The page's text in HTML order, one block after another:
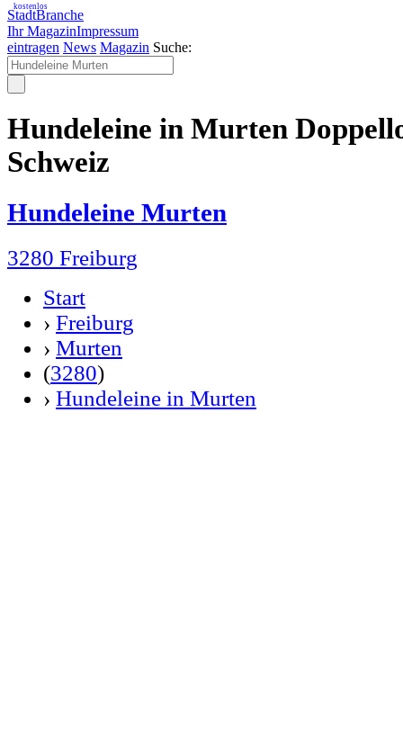
StadtBranche
Ihr MagazinImpressum
kostenlos
eintragen News Magazin Suche:
Hundeleine in Murten
Schweiz
Hundeleine Murten
3280 Freiburg
Start
› Freiburg
› Murten
(3280)
› Hundeleine in Murten